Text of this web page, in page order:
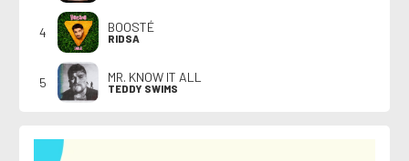
4 BOOSTÉ
RIDSA
5 MR. KNOW IT ALL
TEDDY SWIMS